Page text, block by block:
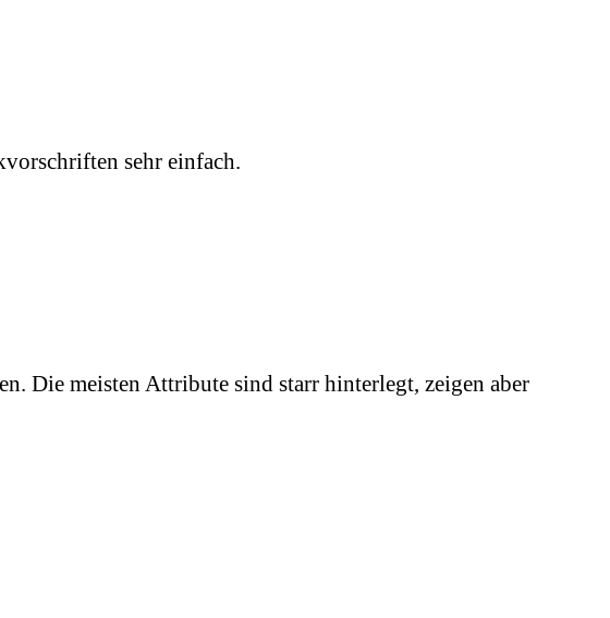
sehr einfach.
Die meisten Attribute sind starr hinterlegt, zeigen aber